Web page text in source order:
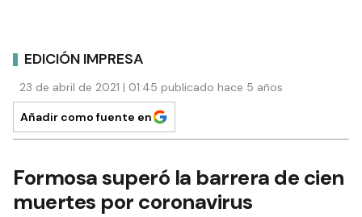
EDICIÓN IMPRESA
23 de abril de 2021 | 01:45 publicado hace 5 años
Añadir como fuente en
Formosa superó la barrera de cien
muertes por coronavirus